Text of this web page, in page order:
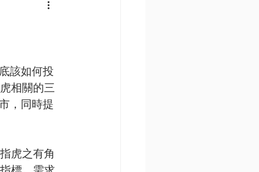
該如何投
相關的三
，同時提
虎之有角